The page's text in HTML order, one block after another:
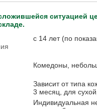
ситуацией
с 14 лет (по
Комедоны,
Зависит от типа
3 месяц, для
Индивидуальная